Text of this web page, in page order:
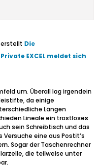
Die
EXCEL meldet sich
um. Überall lag irgendein
da einige
Längen
Lineale ein trostloses
sein Schreibtisch und das
eine aus Postit’s
Sogar der Taschenrechner
die teilweise unter